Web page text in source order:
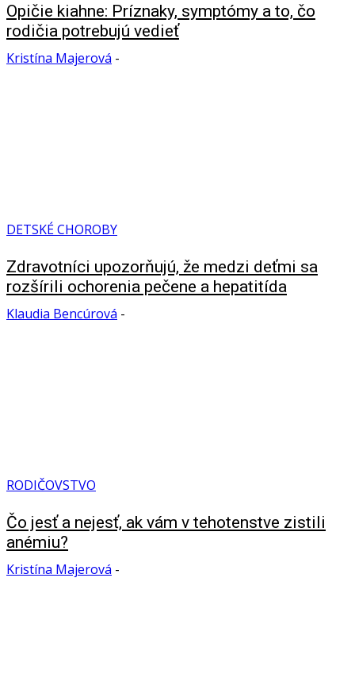
Opičie kiahne: Príznaky, symptómy a to, čo
rodičia potrebujú vedieť
Kristína Majerová -
DETSKÉ CHOROBY
Zdravotníci upozorňujú, že medzi deťmi sa
rozšírili ochorenia pečene a hepatitída
Klaudia Bencúrová -
RODIČOVSTVO
Čo jesť a nejesť, ak vám v tehotenstve zistili
anémiu?
Kristína Majerová -